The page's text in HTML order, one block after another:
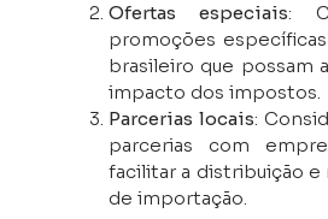
Ofertas especiais:
promoções
brasileiro que possam
impacto dos impostos.
Parcerias locais:
parcerias com
facilitar a distribuição e
de importação.